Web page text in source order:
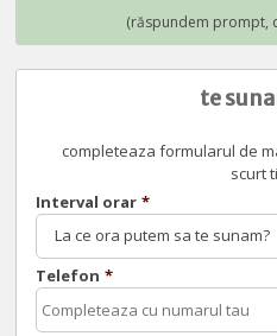
te
completeaza formularul de
scurt
Interval orar *
La ce ora putem sa te sunam?
Telefon *